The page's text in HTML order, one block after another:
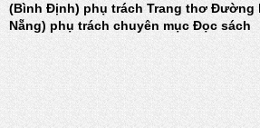
(Bình Định) phụ trách Trang thơ Đường
Nẵng) phụ trách chuyên mục Đọc sách